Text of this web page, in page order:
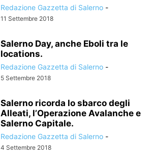
Redazione Gazzetta di Salerno -
11 Settembre 2018
Salerno Day, anche Eboli tra le
locations.
Redazione Gazzetta di Salerno -
5 Settembre 2018
Salerno ricorda lo sbarco degli
Alleati, l’Operazione Avalanche e
Salerno Capitale.
Redazione Gazzetta di Salerno -
4 Settembre 2018